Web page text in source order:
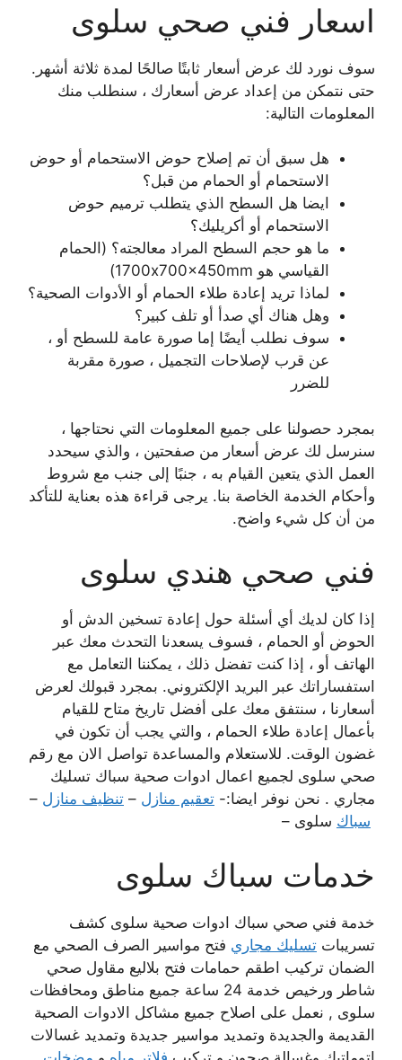
اسعار فني صحي سلوى
سوف نورد لك عرض أسعار ثابتًا صالحًا لمدة ثلاثة أشهر.
حتى نتمكن من إعداد عرض أسعارك ، سنطلب منك
المعلومات التالية:
هل سبق أن تم إصلاح حوض الاستحمام أو حوض
الاستحمام أو الحمام من قبل؟
ايضا هل السطح الذي يتطلب ترميم حوض
الاستحمام أو أكريليك؟
ما هو حجم السطح المراد معالجته؟ (الحمام
القياسي هو 1700x700x450mm)
لماذا تريد إعادة طلاء الحمام أو الأدوات الصحية؟
وهل هناك أي صدأ أو تلف كبير؟
سوف نطلب أيضًا إما صورة عامة للسطح أو ،
عن قرب لإصلاحات التجميل ، صورة مقربة
للضرر
بمجرد حصولنا على جميع المعلومات التي نحتاجها ،
سنرسل لك عرض أسعار من صفحتين ، والذي سيحدد
العمل الذي يتعين القيام به ، جنبًا إلى جنب مع شروط
وأحكام الخدمة الخاصة بنا. يرجى قراءة هذه بعناية للتأكد
من أن كل شيء واضح.
فني صحي هندي سلوى
إذا كان لديك أي أسئلة حول إعادة تسخين الدش أو
الحوض أو الحمام ، فسوف يسعدنا التحدث معك عبر
الهاتف أو ، إذا كنت تفضل ذلك ، يمكننا التعامل مع
استفساراتك عبر البريد الإلكتروني. بمجرد قبولك لعرض
أسعارنا ، سنتفق معك على أفضل تاريخ متاح للقيام
بأعمال إعادة طلاء الحمام ، والتي يجب أن تكون في
غضون الوقت. للاستعلام والمساعدة تواصل الان مع رقم
صحي سلوى لجميع اعمال ادوات صحية سباك تسليك
مجاري . نحن نوفر ايضا:- تعقيم منازل – تنظيف منازل –
سباك سلوى –
خدمات سباك سلوى
خدمة فني صحي سباك ادوات صحية سلوى كشف
تسريبات تسليك مجاري فتح مواسير الصرف الصحي مع
الضمان تركيب اطقم حمامات فتح بلاليع مقاول صحي
شاطر ورخيص خدمة 24 ساعة جميع مناطق ومحافظات
سلوى , نعمل على اصلاح جميع مشاكل الادوات الصحية
القديمة والجديدة وتمديد مواسير جديدة وتمديد غسالات